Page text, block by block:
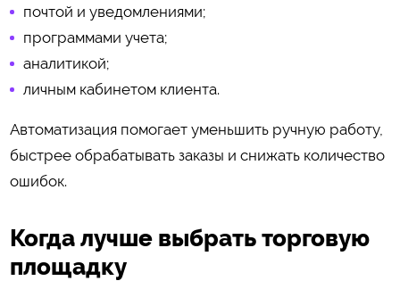
почтой и уведомлениями;
программами учета;
аналитикой;
личным кабинетом клиента.
Автоматизация помогает уменьшить ручную работу,
быстрее обрабатывать заказы и снижать количество
ошибок.
Когда лучше выбрать торговую
площадку